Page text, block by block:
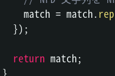
    match
= match.
}) ;
return match;
}